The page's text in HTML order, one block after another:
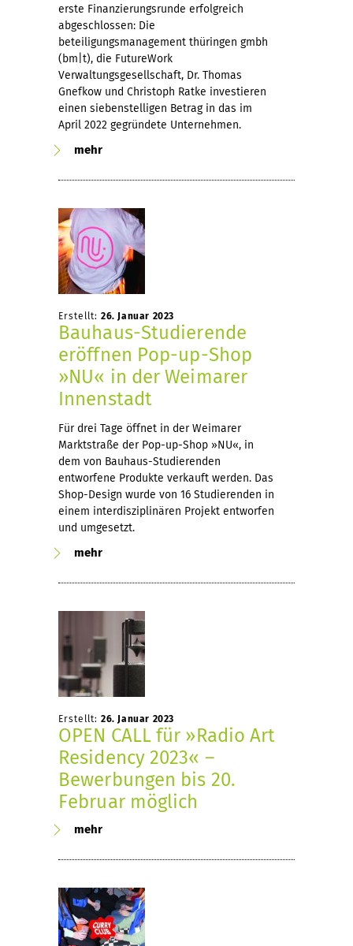
erste Finanzierungsrunde erfolgreich
abgeschlossen: Die
beteiligungsmanagement thüringen gmbh
(bm|t), die FutureWork
Verwaltungsgesellschaft, Dr. Thomas
Gnefkow und Christoph Ratke investieren
einen siebenstelligen Betrag in das im
April 2022 gegründete Unternehmen.
mehr
Erstellt: 26. Januar 2023
Bauhaus-Studierende
eröffnen Pop-up-Shop
»NU« in der Weimarer
Innenstadt
Für drei Tage öffnet in der Weimarer
Marktstraße der Pop-up-Shop »NU«, in
dem von Bauhaus-Studierenden
entworfene Produkte verkauft werden. Das
Shop-Design wurde von 16 Studierenden in
einem interdisziplinären Projekt entworfen
und umgesetzt.
mehr
Erstellt: 26. Januar 2023
OPEN CALL für »Radio Art
Residency 2023« –
Bewerbungen bis 20.
Februar möglich
mehr